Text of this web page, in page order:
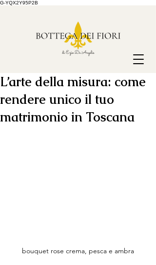
G-YQX2Y95P2B
L’arte della misura: come
rendere unico il tuo
matrimonio in Toscana
bouquet rose crema, pesca e ambra